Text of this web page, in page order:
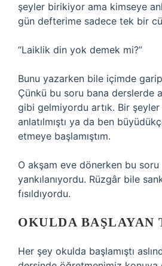
şeyler birikiyor ama kimseye
gün defterime sadece tek bir
“Laiklik din yok demek mi?”
Bunu yazarken bile içimde garip
Çünkü bu soru bana derslerde
gibi gelmiyordu artık. Bir
anlatılmıştı ya da ben
etmeye başlamıştım.
O akşam eve dönerken bu soru
yankılanıyordu. Rüzgâr bile
fısıldıyordu.
OKULDA BAŞLAYAN
Her şey okulda başlamıştı